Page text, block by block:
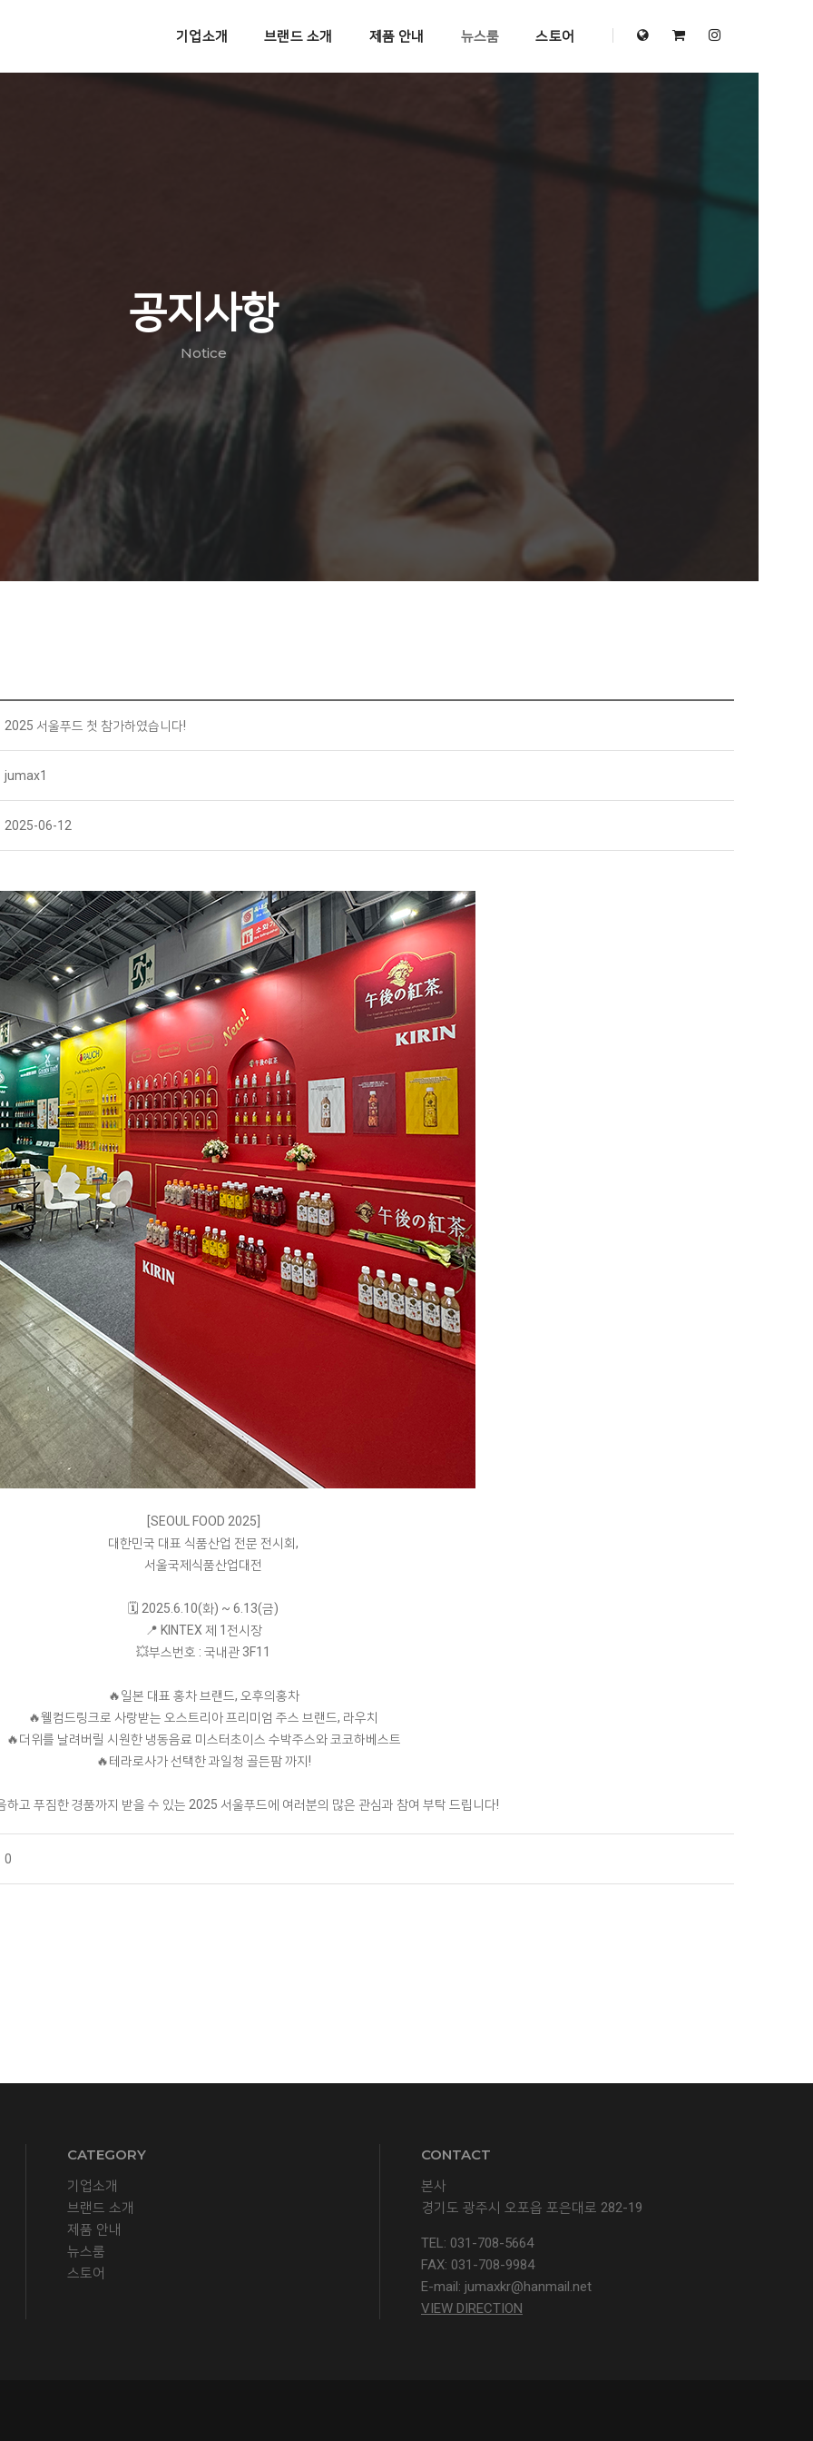
기업소개 브랜드 소개 제품 안내 뉴스룸 스토어
공지사항
Notice
2025 서울푸드 첫 참가하였습니다!
jumax1
2025-06-12
[SEOUL FOOD 2025]
대한민국 대표 식품산업 전문 전시회,
서울국제식품산업대전
🗓️ 2025.6.10(화) ~ 6.13(금)
📍 KINTEX 제 1전시장
💥부스번호 : 국내관 3F11
🔥일본 대표 홍차 브랜드, 오후의홍차
🔥웰컴드링크로 사랑받는 오스트리아 프리미엄 주스 브랜드, 라우치
🔥더위를 날려버릴 시원한 냉동음료 미스터초이스 수박주스와 코코하베스트
🔥테라로사가 선택한 과일청 골든팜 까지!
하고 푸짐한 경품까지 받을 수 있는 2025 서울푸드에 여러분의 많은 관심과 참여 부탁 드립니다!
0
CATEGORY
기업소개
브랜드 소개
제품 안내
뉴스룸
스토어
CONTACT
본사
경기도 광주시 오포읍 포은대로 282-19
TEL: 031-708-5664
FAX: 031-708-9984
E-mail: jumaxkr@hanmail.net
VIEW DIRECTION